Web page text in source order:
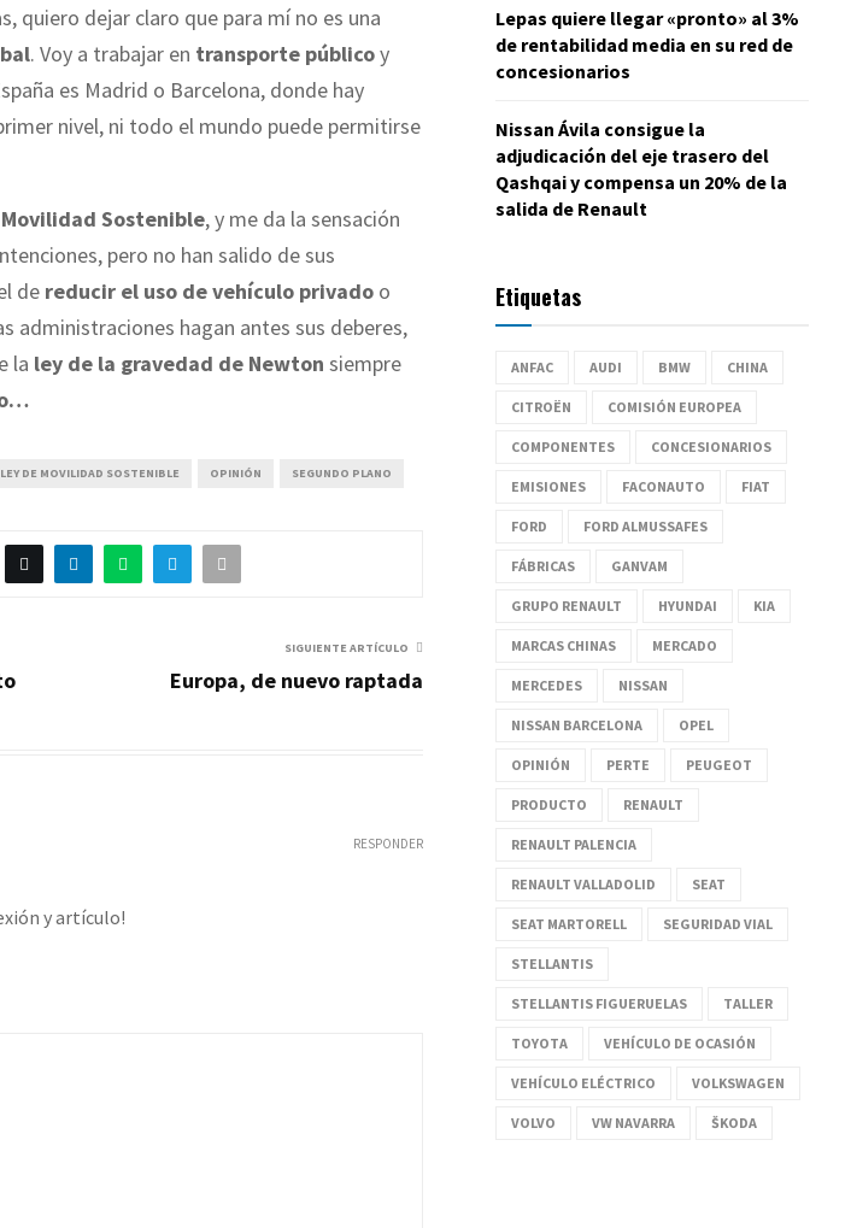
quiero dejar claro que para mí no es una
. Voy a trabajar en transporte públicoy
es Madrid o Barcelona, donde hay
nivel, ni todo el mundo puede permitirse
Sostenible, y me da la sensación
pero no han salido de sus
de reducir el uso de vehículo privado o
administraciones hagan antes sus deberes,
la ley de la gravedad de Newton siempre
LEY DE MOVILIDAD SOSTENIBLE OPINIÓN SEGUNDO PLANO
SIGUIENTE ARTÍCULO
Europa, de nuevo raptada
y artículo!
RESPONDER
Lepas quiere llegar «pronto» al 3%
de rentabilidad media en su red de
concesionarios
Nissan Ávila consigue la
adjudicación del eje trasero del
Qashqai y compensa un 20% de la
salida de Renault
Etiquetas
ANFAC AUDI BMW CHINA
CITROËN COMISIÓN EUROPEA
COMPONENTES CONCESIONARIOS
EMISIONES FACONAUTO FIAT
FORD FORD ALMUSSAFES
FÁBRICAS GANVAM
GRUPO RENAULT HYUNDAI KIA
MARCAS CHINAS MERCADO
MERCEDES NISSAN
NISSAN BARCELONA OPEL
OPINIÓN PERTE PEUGEOT
PRODUCTO RENAULT
RENAULT PALENCIA
RENAULT VALLADOLID SEAT
SEAT MARTORELL SEGURIDAD VIAL
STELLANTIS
STELLANTIS FIGUERUELAS TALLER
TOYOTA VEHÍCULO DE OCASIÓN
VEHÍCULO ELÉCTRICO VOLKSWAGEN
VOLVO VW NAVARRA ŠKODA